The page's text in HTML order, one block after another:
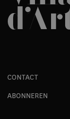
CONTACT
ABONNEREN